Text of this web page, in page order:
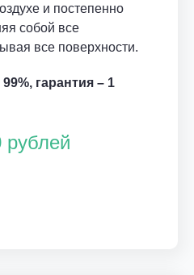
и постепенно
собой все
все поверхности.
гарантия – 1
рублей